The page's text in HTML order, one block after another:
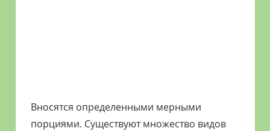
Вносятся определенными мерными
порциями. Существуют множество видов